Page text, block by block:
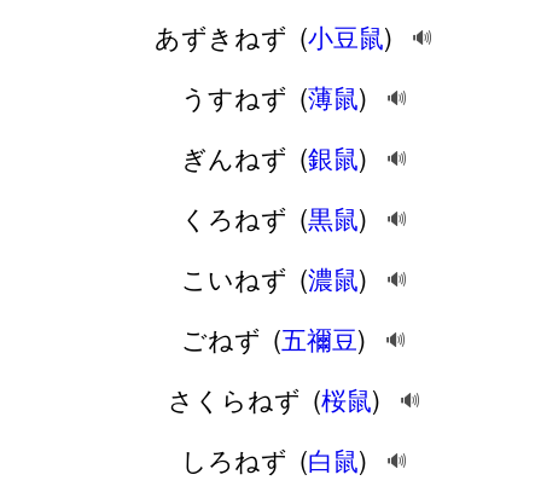
あずきねず (小豆鼠) 🔊
うすねず (薄鼠) 🔊
ぎんねず (銀鼠) 🔊
くろねず (黒鼠) 🔊
こいねず (濃鼠) 🔊
ごねず (五禰豆) 🔊
さくらねず (桜鼠) 🔊
しろねず (白鼠) 🔊